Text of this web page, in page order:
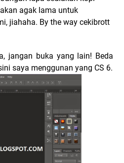
agak lama untuk
jiahaha. By the way cekibrott
jangan buka yang lain! Beda
saya menggunan yang CS 6.